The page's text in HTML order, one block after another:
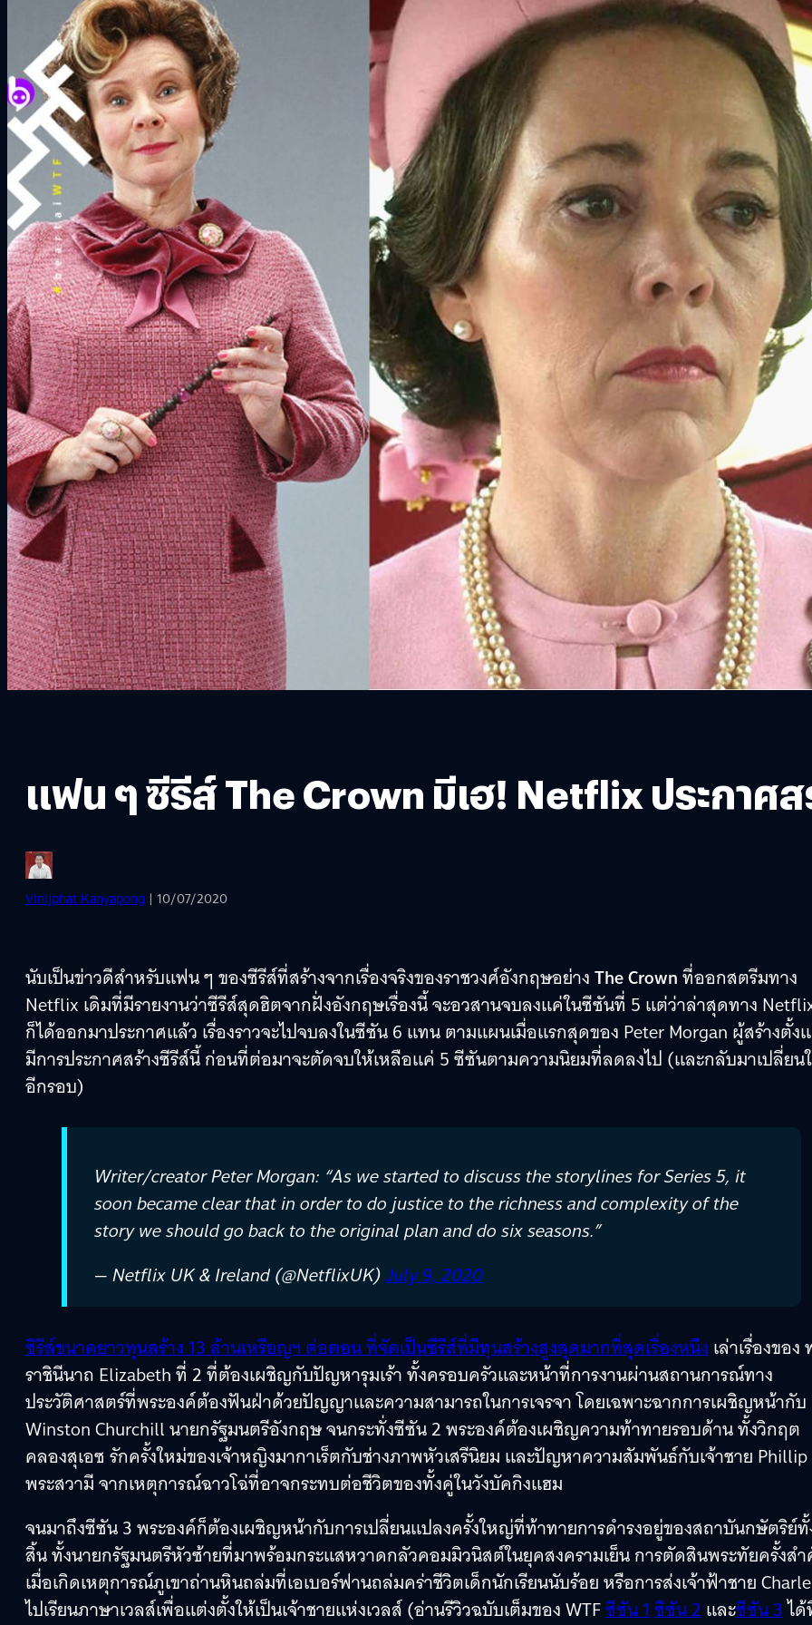
แฟน ๆ ซีรีส์ The Crown มีเฮ! Netflix ประกาศ
Vinijphat Kanyapong | 10/07/2020
นับเป็นข่าวดีสำหรับแฟน ๆ ของซีรีส์ที่สร้างจากเรื่องจริงของราชวงศ์อังกฤษอย่างThe Crownที่ออกสตรีมทาง
Netflix เดิมที่มีรายงานว่าซีรีส์สุดฮิตจากฝั่งอังกฤษเรื่องนี้ จะอวสานจบลงแค่ในซีซันที่ 5 แต่ว่าล่าสุดทาง
ก็ได้ออกมาประกาศแล้ว เรื่องราวจะไปจบลงในซีซัน 6 แทน ตามแผนเมื่อแรกสุดของ Peter Morgan ผู้สร้างตั้ง
มีการประกาศสร้างซีรีส์นี้ ก่อนที่ต่อมาจะตัดจบให้เหลือแค่ 5 ซีซันตามความนิยมที่ลดลงไป (และกลับมาเปลี่ยน
อีกรอบ)
Writer/creator Peter Morgan: “As we started to discuss the storylines for Series 5, it
soon became clear that in order to do justice to the richness and complexity of the
story we should go back to the original plan and do six seasons.”
— Netflix UK & Ireland (@NetflixUK)July 9, 2020
ซีรีส์ขนาดยาวทุนสร้าง 13 ล้านเหรียญฯ ต่อตอน ที่จัดเป็นซีรีส์ที่มีทุนสร้างสูงสุดมากที่สุดเรื่องหนึงเล่าเรื่องของ
ราชินีนาถ Elizabeth ที่ 2 ที่ต้องเผชิญกับปัญหารุมเร้า ทั้งครอบครัวและหน้าที่การงานผ่านสถานการณ์ทาง
ประวัติศาสตร์ที่พระองค์ต้องฟันฝ่าด้วยปัญญาและความสามารถในการเจรจา โดยเฉพาะฉากการเผชิญหน้ากับ
Winston Churchill นายกรัฐมนตรีอังกฤษ จนกระทั่งซีซัน 2 พระองค์ต้องเผชิญความท้าทายรอบด้าน ทั้งวิกฤต
คลองสุเอซ รักครั้งใหม่ของเจ้าหญิงมากาเร็ตกับช่างภาพหัวเสรีนิยม และปัญหาความสัมพันธ์กับเจ้าชาย Phillip
พระสวามี จากเหตุการณ์ฉาวโฉ่ที่อาจกระทบต่อชีวิตของทั้งคู่ในวังบัคกิงแฮม
จนมาถึงซีซัน 3 พระองค์ก็ต้องเผชิญหน้ากับการเปลี่ยนแปลงครั้งใหญ่ที่ท้าทายการดำรงอยู่ของสถาบันกษัตริย์ทั้
สิ้น ทั้งนายกรัฐมนตรีหัวซ้ายที่มาพร้อมกระแสหวาดกลัวคอมมิวนิสต์ในยุคสงครามเย็น การตัดสินพระทัยครั้งส
เมื่อเกิดเหตุการณ์ภูเขาถ่านหินถล่มที่เอเบอร์ฟานถล่มคร่าชีวิตเด็กนักเรียนนับร้อย หรือการส่งเจ้าฟ้าชาย
ไปเรียนภาษาเวลส์เพื่อแต่งตั้งให้เป็นเจ้าชายแห่งเวลส์ (อ่านรีวิวฉบับเต็มของ WTFซีซัน 1ซีซัน 2และซีซัน 3ไ